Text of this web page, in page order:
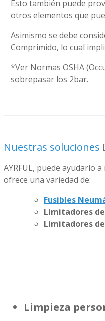
Esto también puede
otros elementos que
Asimismo se debe
Comprimido, lo cual
*Ver Normas OSHA
sobrepasar los 2bar.
Nuestras soluciones
AYRFUL, puede ayudarlo
ofrece una variedad de:
Fusibles
Limitadores
Limitadores
Limpieza